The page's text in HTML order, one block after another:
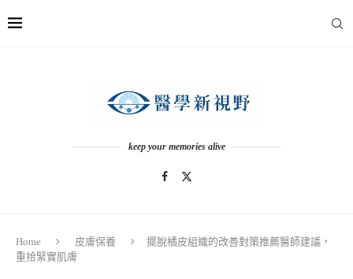
keep your memories alive
Home 皮膚保養
擺脫橘皮組織的改善對策推薦醫師建議，
重拾緊實肌膚